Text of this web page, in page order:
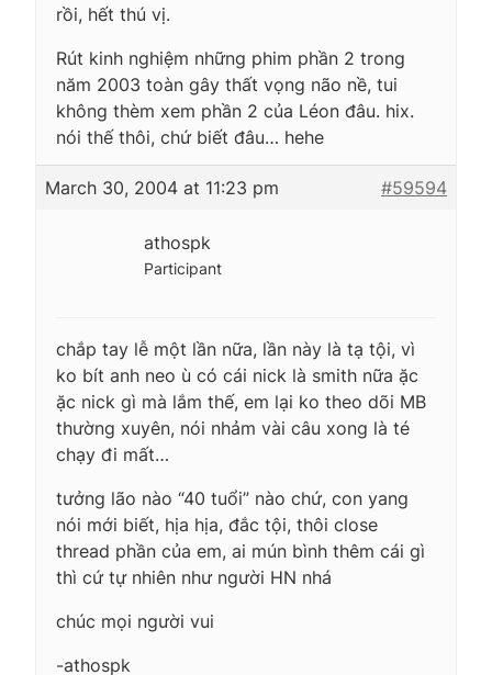
rồi, hết thú vị.
Rút kinh nghiệm những phim phần 2 trong
năm 2003 toàn gây thất vọng não nề, tui
không thèm xem phần 2 của Léon đâu. hix.
nói thế thôi, chứ biết đâu… hehe
March 30, 2004 at 11:23 pm #59594
athospk
Participant
chắp tay lễ một lần nữa, lần này là tạ tội, vì
ko bít anh neo ù có cái nick là smith nữa ặc
ặc nick gì mà lắm thế, em lại ko theo dõi MB
thường xuyên, nói nhảm vài câu xong là té
chạy đi mất…
tưởng lão nào “40 tuổi” nào chứ, con yang
nói mới biết, hịa hịa, đắc tội, thôi close
thread phần của em, ai mún bình thêm cái gì
thì cứ tự nhiên như người HN nhá
chúc mọi người vui
-athospk